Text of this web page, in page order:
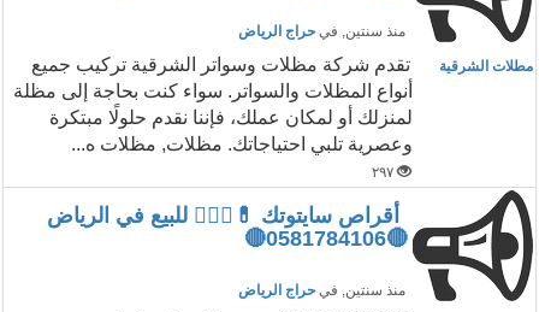
منذ سنتين, في حراج الرياض
مطلات الشرقية
تقدم شركة مظلات وسواتر الشرقية تركيب جميع
أنواع المظلات والسواتر. سواء كنت بحاجة إلى مظلة
لمنزلك أو لمكان عملك، فإننا نقدم حلولًا مبتكرة
وعصرية تلبي احتياجاتك. مظلات, مظلات ه...
٢٩٧
أقراص سايتوتك 💊👩🏻‍⚕️ للبيع في الرياض
🔴0581784106🔴
منذ سنتين, في حراج الرياض